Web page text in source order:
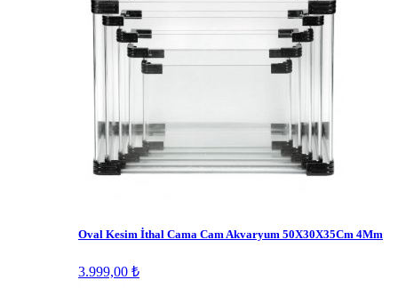
Oval Kesim İthal Cama Cam Akvaryum 50X30X35Cm 4Mm
3.999,00 ₺